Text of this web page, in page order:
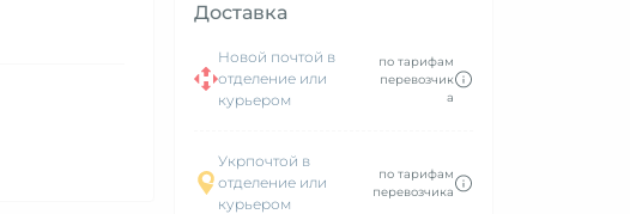
Доставка
Новой почтой в
отделение или
курьером
по тарифам
перевозчик
а
Укрпочтой в
отделение или
курьером
по тарифам
перевозчика